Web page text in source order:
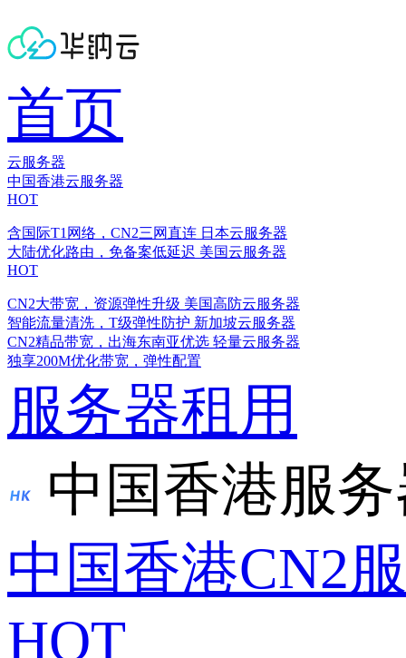
首页
云服务器
中国香港云服务器
HOT
含国际T1网络，CN2三网直连 日本云服务器
大陆优化路由，免备案低延迟 美国云服务器
HOT
CN2大带宽，资源弹性升级 美国高防云服务器
智能流量清洗，T级弹性防护 新加坡云服务器
CN2精品带宽，出海东南亚优选 轻量云服务器
独享200M优化带宽，弹性配置
服务器租用
中国香港服
中国香港CN2
HOT